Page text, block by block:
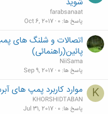
farabsanaat
پاسخ ها 0
Oct 6, 2017
اتصالات و شلنگ های
پائین(راهنمائی)
NiiSama
پاسخ ها 0
Sep 9, 2017
K موارد کاربرد پمپ های
KHORSHIDTABAN
پاسخ ها 0
Jul 31, 2017